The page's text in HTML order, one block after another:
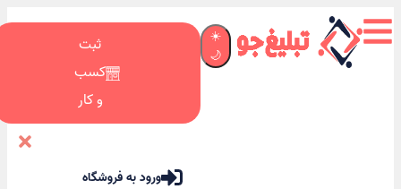
☀️
🌙
ثبت
کسب
و کار
ورود به فروشگاه